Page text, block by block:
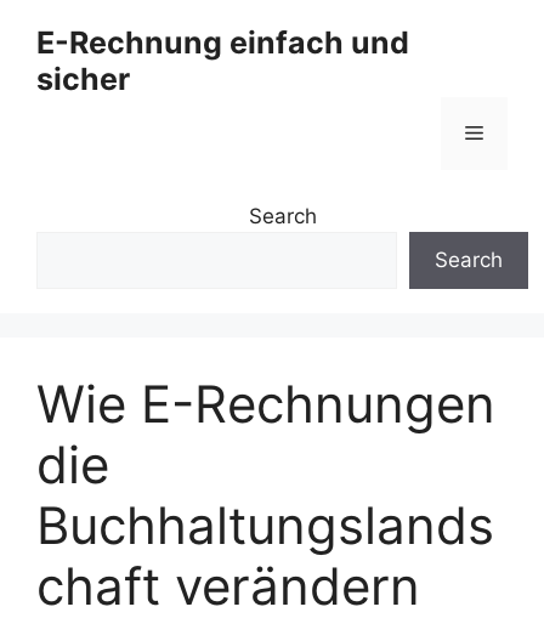
Inhalt
springen
E-Rechnung einfach und
sicher
Menü
Search
Search
Wie E-Rechnungen
die
Buchhaltungslands
chaft verändern